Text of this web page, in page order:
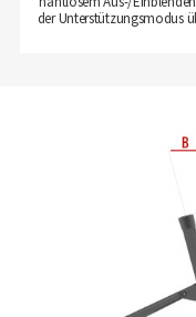
der Unterstützungsmodus